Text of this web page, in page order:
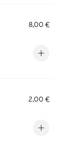
8,00 €
2,00 €